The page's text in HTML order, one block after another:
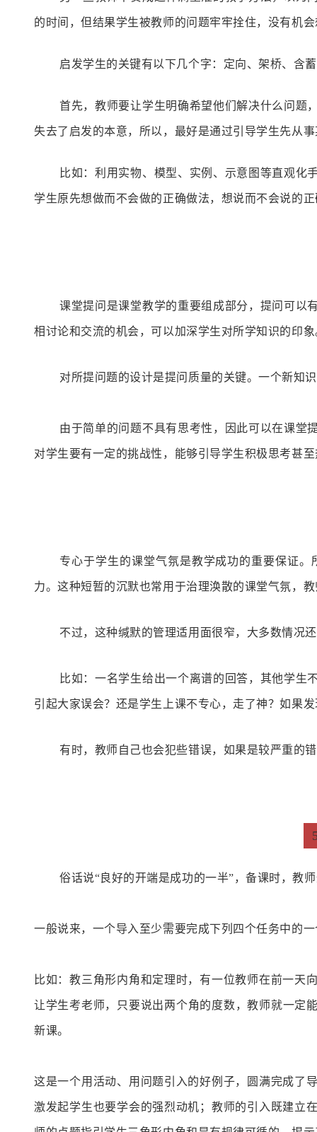
的时间，但结果学生被教师的问题牢牢拴住，没有机
启发学生的关键有以下几个字： 定向、架桥、含
首先，教师要让学生明确希望他们解决什么问题
失去了启发的本意，所以， 最好是通过引导学生先从
比如：利用实物、模型、实例、示意图等直观化
学生原先想做而不会做的正确做法，想说而不会说的
课堂提问是课堂教学的重要组成部分，提问可以
相讨论和交流的机会，可以加深学生对所学知识的印
对所提问题的设计是提问质量的关键。一个新知
由于简单的问题不具有思考性，因此可以在课堂
对学生要有一定的挑战性，能够引导学生积极思考甚
专心于学生的课堂气氛是教学成功的重要保证。
力。这种短暂的沉默也常用于治理涣散的课堂气氛，
不过，这种缄默的管理适用面很窄，大多数情况
比如：一名学生给出一个离谱的回答，其他学生
引起大家误会？还是学生上课不专心，走了神？如果
有时，教师自己也会犯些错误，如果是较严重的
俗话说“良好的开端是成功的一半”，备课时，教
一般说来，一个导入至少需要完成下列四个任务中的
比如：教三角形内角和定理时，有一位教师在前一天
让学生考老师，只要说出两个角的度数，教师就一定
新课。
这是一个用活动、用问题引入的好例子，圆满完成了
激发起学生也要学会的强烈动机；教师的引入既建立